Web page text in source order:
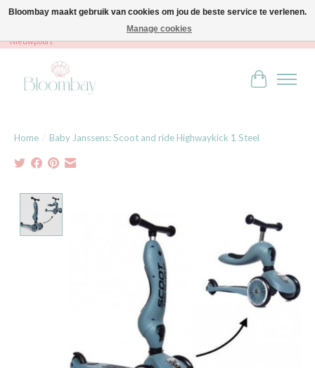
Bloombay - Babies & Kids - Bali home & interior - Robert Orlentpromenade 9A -
Nieuwpoort
Home / Baby Janssens: Scoot and ride Highwaykick 1 Steel
Bloombay maakt gebruik van cookies om jou de beste service te verlenen.
Manage cookies